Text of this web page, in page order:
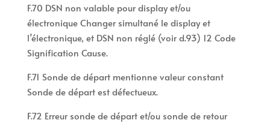
F.70 DSN non valable pour display et/ou
électronique Changer simultané le display et
l’électronique, et DSN non réglé (voir d.93) 12 Code
Signification Cause.
F.71 Sonde de départ mentionne valeur constant
Sonde de départ est défectueux.
F.72 Erreur sonde de départ et/ou sonde de retour